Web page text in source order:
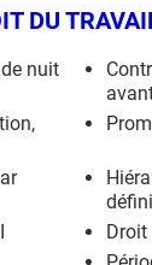
DU
nuit
Droit